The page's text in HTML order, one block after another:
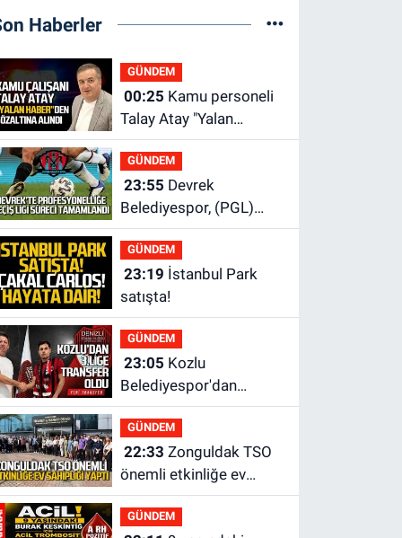
Haberler
GÜNDEM
00:25
Talay Atay "Yalan
Haber"den gözaltına
alındı
GÜNDEM
23:55
Belediyespor, (PGL)
sürecini resmi olarak
tamamladı
GÜNDEM
23:19
satışta!
GÜNDEM
23:05
Belediyespor'dan
3.Lig'e transfer oldu
GÜNDEM
22:33
önemli etkinliğe ev
sahipliği yaptı
GÜNDEM